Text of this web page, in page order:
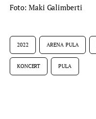
Foto: Maki Galimberti
2022 ARENA PULA
KONCERT PULA